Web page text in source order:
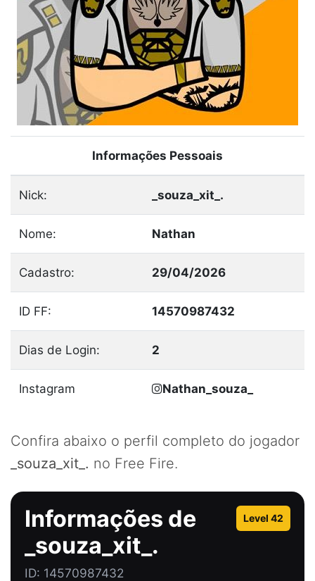
Informações Pessoais
Nick: _souza_xit_.
Nome: Nathan
Cadastro: 29/04/2026
ID FF: 14570987432
Dias de Login: 2
Instagram Nathan_souza_
Confira abaixo o perfil completo do jogador
_souza_xit_. no Free Fire.
Informações de
_souza_xit_.
ID: 14570987432
Level 42